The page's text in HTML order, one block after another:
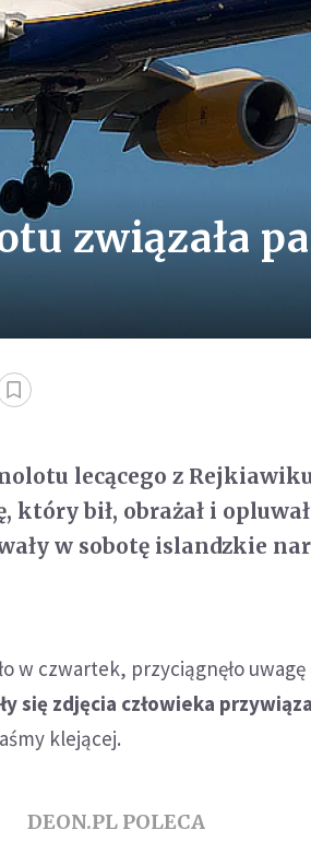
związała
lecącego z
który bił, obrażał i
w sobotę islandzkie
w czwartek, przyciągnęło
się zdjęcia człowieka
klejącej.
DEON.PL POLECA